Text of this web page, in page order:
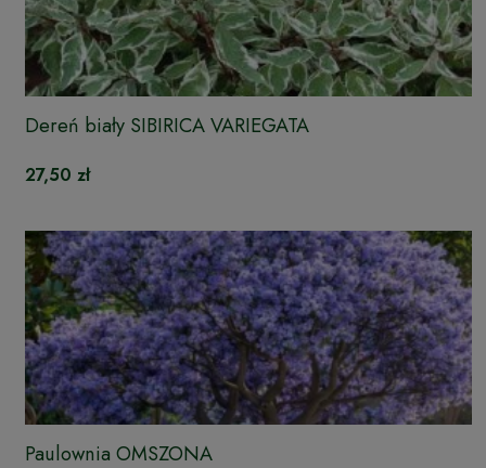
Dereń biały SIBIRICA VARIEGATA
27,50 zł
Paulownia OMSZONA